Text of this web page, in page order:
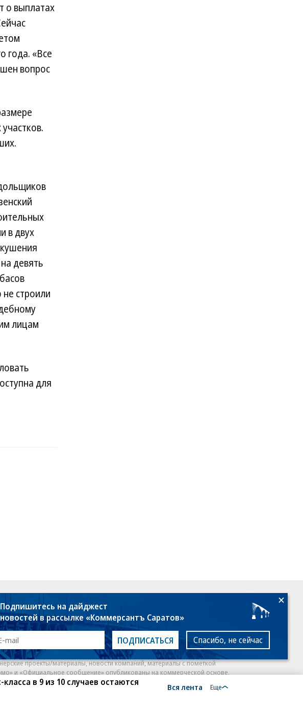
о выплатах
года. «Все
вопрос
в двух
девять
строили
лицам
для
в 9 из 10 случаев остаются
Вся лента Еще
информация
рассылки
проекты/материалы, новости компаний, материалы с пометкой
и «Официальное сообщение» опубликованы на коммерческой основе.
применяются рекомендательные технологии. Подробнее
Подпишитесь на дайджест
новостей в рассылке «Коммерсантъ Саратов»
ПОДПИСАТЬСЯ Спасибо, не сейчас